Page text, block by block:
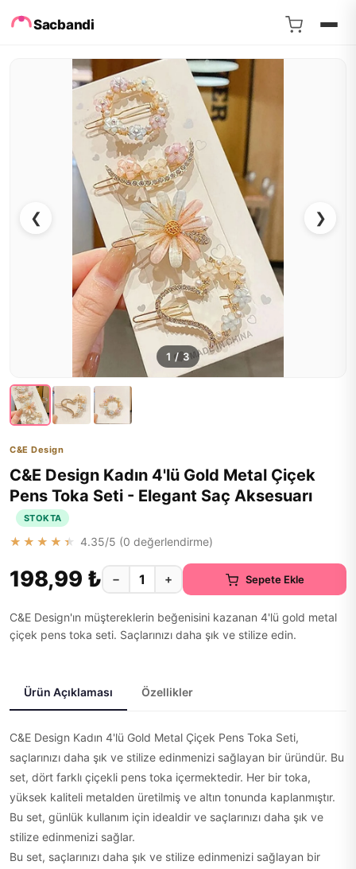
Sacbandi
❮ ❯
1 / 3
C&E Design
C&E Design Kadın 4'lü Gold Metal Çiçek
Pens Toka Seti - Elegant Saç Aksesuarı
STOKTA
★★★★★ 4.35/5 (0 değerlendirme)
198,99 ₺ − + Sepete Ekle
C&E Design'ın müştereklerin beğenisini kazanan 4'lü gold metal
çiçek pens toka seti. Saçlarınızı daha şık ve stilize edin.
Ürün Açıklaması Özellikler
C&E Design Kadın 4'lü Gold Metal Çiçek Pens Toka Seti,
saçlarınızı daha şık ve stilize edinmenizi sağlayan bir üründür. Bu
set, dört farklı çiçekli pens toka içermektedir. Her bir toka,
yüksek kaliteli metalden üretilmiş ve altın tonunda kaplanmıştır.
Bu set, günlük kullanım için idealdir ve saçlarınızı daha şık ve
stilize edinmenizi sağlar.
Bu set, saçlarınızı daha şık ve stilize edinmenizi sağlayan bir